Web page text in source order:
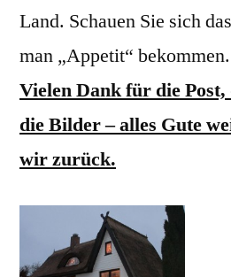
Land. Schauen Sie sich
man „Appetit“ bekommen.
Vielen Dank für die
die Bilder – alles Gute
wir zurück.